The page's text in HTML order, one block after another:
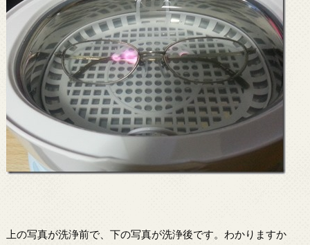
上の写真が洗浄前で、下の写真が洗浄後です。わかりますか